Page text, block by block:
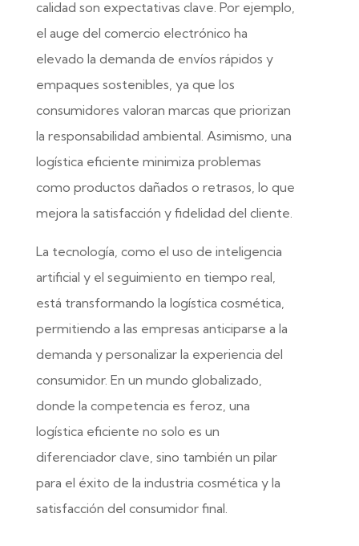
calidad son expectativas clave. Por ejemplo,
el auge del comercio electrónico ha
elevado la demanda de envíos rápidos y
empaques sostenibles, ya que los
consumidores valoran marcas que priorizan
la responsabilidad ambiental. Asimismo, una
logística eficiente minimiza problemas
como productos dañados o retrasos, lo que
mejora la satisfacción y fidelidad del cliente.
La tecnología, como el uso de inteligencia
artificial y el seguimiento en tiempo real,
está transformando la logística cosmética,
permitiendo a las empresas anticiparse a la
demanda y personalizar la experiencia del
consumidor. En un mundo globalizado,
donde la competencia es feroz, una
logística eficiente no solo es un
diferenciador clave, sino también un pilar
para el éxito de la industria cosmética y la
satisfacción del consumidor final.